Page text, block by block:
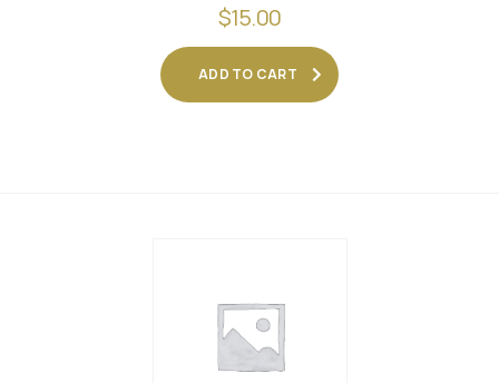
$15.00
ADD TO CART